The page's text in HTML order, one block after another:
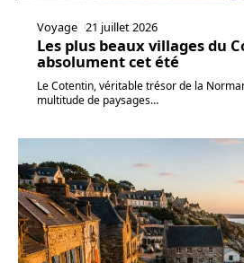
Voyage 21 juillet 2026
Les plus beaux villages du
absolument cet été
Le Cotentin, véritable trésor de la
multitude de paysages…